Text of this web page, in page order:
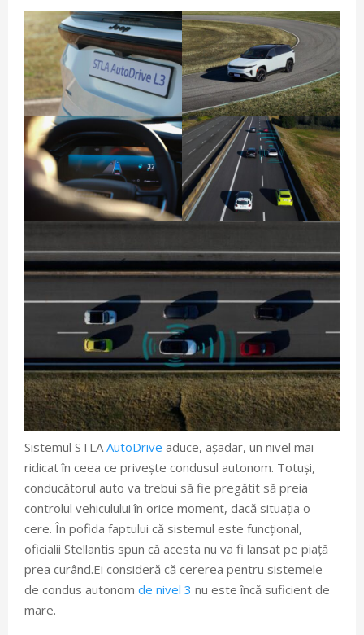
Sistemul STLAAutoDrive aduce, așadar, un nivel mai
ridicat în ceea ce privește condusul autonom. Totuși,
conducătorul auto va trebui să fie pregătit să preia
controlul vehiculului în orice moment, dacă situația o
cere. În pofida faptului că sistemul este funcțional,
oficialii Stellantis spun că acesta nu va fi lansat pe piață
prea curând.Ei consideră că cererea pentru sistemele
de condus autonom de nivel 3 nu este încă suficient de
mare.